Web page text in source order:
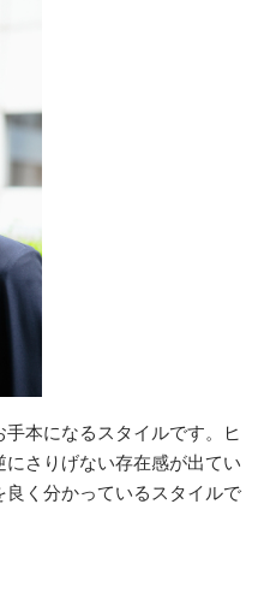
本になるスタイルです。ヒ
さりげない存在感が出てい
く分かっているスタイルで